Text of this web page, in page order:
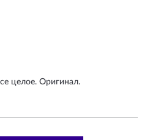
целое. Оригинал.